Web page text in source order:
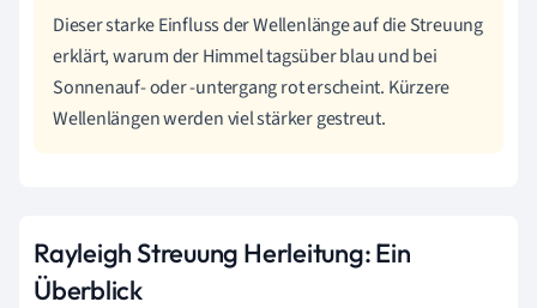
Dieser starke Einfluss der Wellenlänge auf die Streuung
erklärt, warum der Himmel tagsüber blau und bei
Sonnenauf- oder -untergang rot erscheint. Kürzere
Wellenlängen werden viel stärker gestreut.
Rayleigh Streuung Herleitung: Ein
Überblick